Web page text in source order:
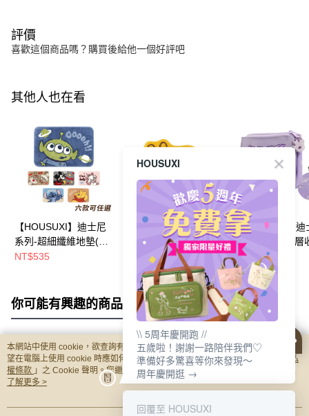
評價
喜歡這個商品嗎？購買後給他一個好評吧
其他人也在看
【HOUSUXI】迪士尼
系列-超細纖維地墊(款
式可任選)【5周年慶↘
NT$535
【HOUSUXI】迪士尼
小熊維尼系列-超細纖
維地墊【5周年慶↘三
件75折】
NT$535
【HOUSUXI】迪
魯斯佛系列-三層
包【5周年慶↘三
折】
NT$320
你可能有興趣的商品 全站排行
熱門標籤
本網站中使用 cookie，欲查詢有關本網站使用 cookie 方式之詳情，及若您不希
望在電腦上使用 cookie 時應如何變更電腦的 cookie 設定，請參閱本網站「
隱私
權條款 」之 Cookie 聲明。您繼續使用本網站即表示您同意本公司得按本網站使
用條款之 Cookie 聲明使用 cookie。
了解更多 >
HOUSUXI
\\ 5周年慶開跑 //
五歲啦！謝謝一路陪伴我們♡
準備好多驚喜等你來發現～
周年慶開逛 →
回覆至 HOUSUXI